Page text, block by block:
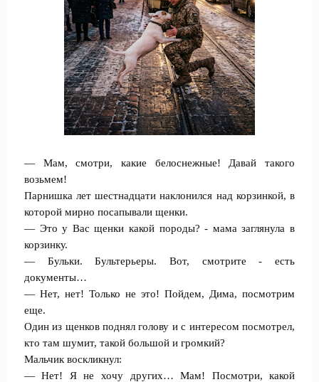
— Мам, смотри, какие белоснежные! Давай такого
возьмем!
Парнишка лет шестнадцати наклонился над корзинкой, в
которой мирно посапывали щенки.
— Это у Вас щенки какой породы? - мама заглянула в
корзинку.
— Бульки. Бультерьеры. Вот, смотрите - есть
документы…
— Нет, нет! Только не это! Пойдем, Дима, посмотрим
еще.
Один из щенков поднял голову и с интересом посмотрел,
кто там шумит, такой большой и громкий?
Мальчик воскликнул:
— Нет! Я не хочу других… Мам! Посмотри, какой